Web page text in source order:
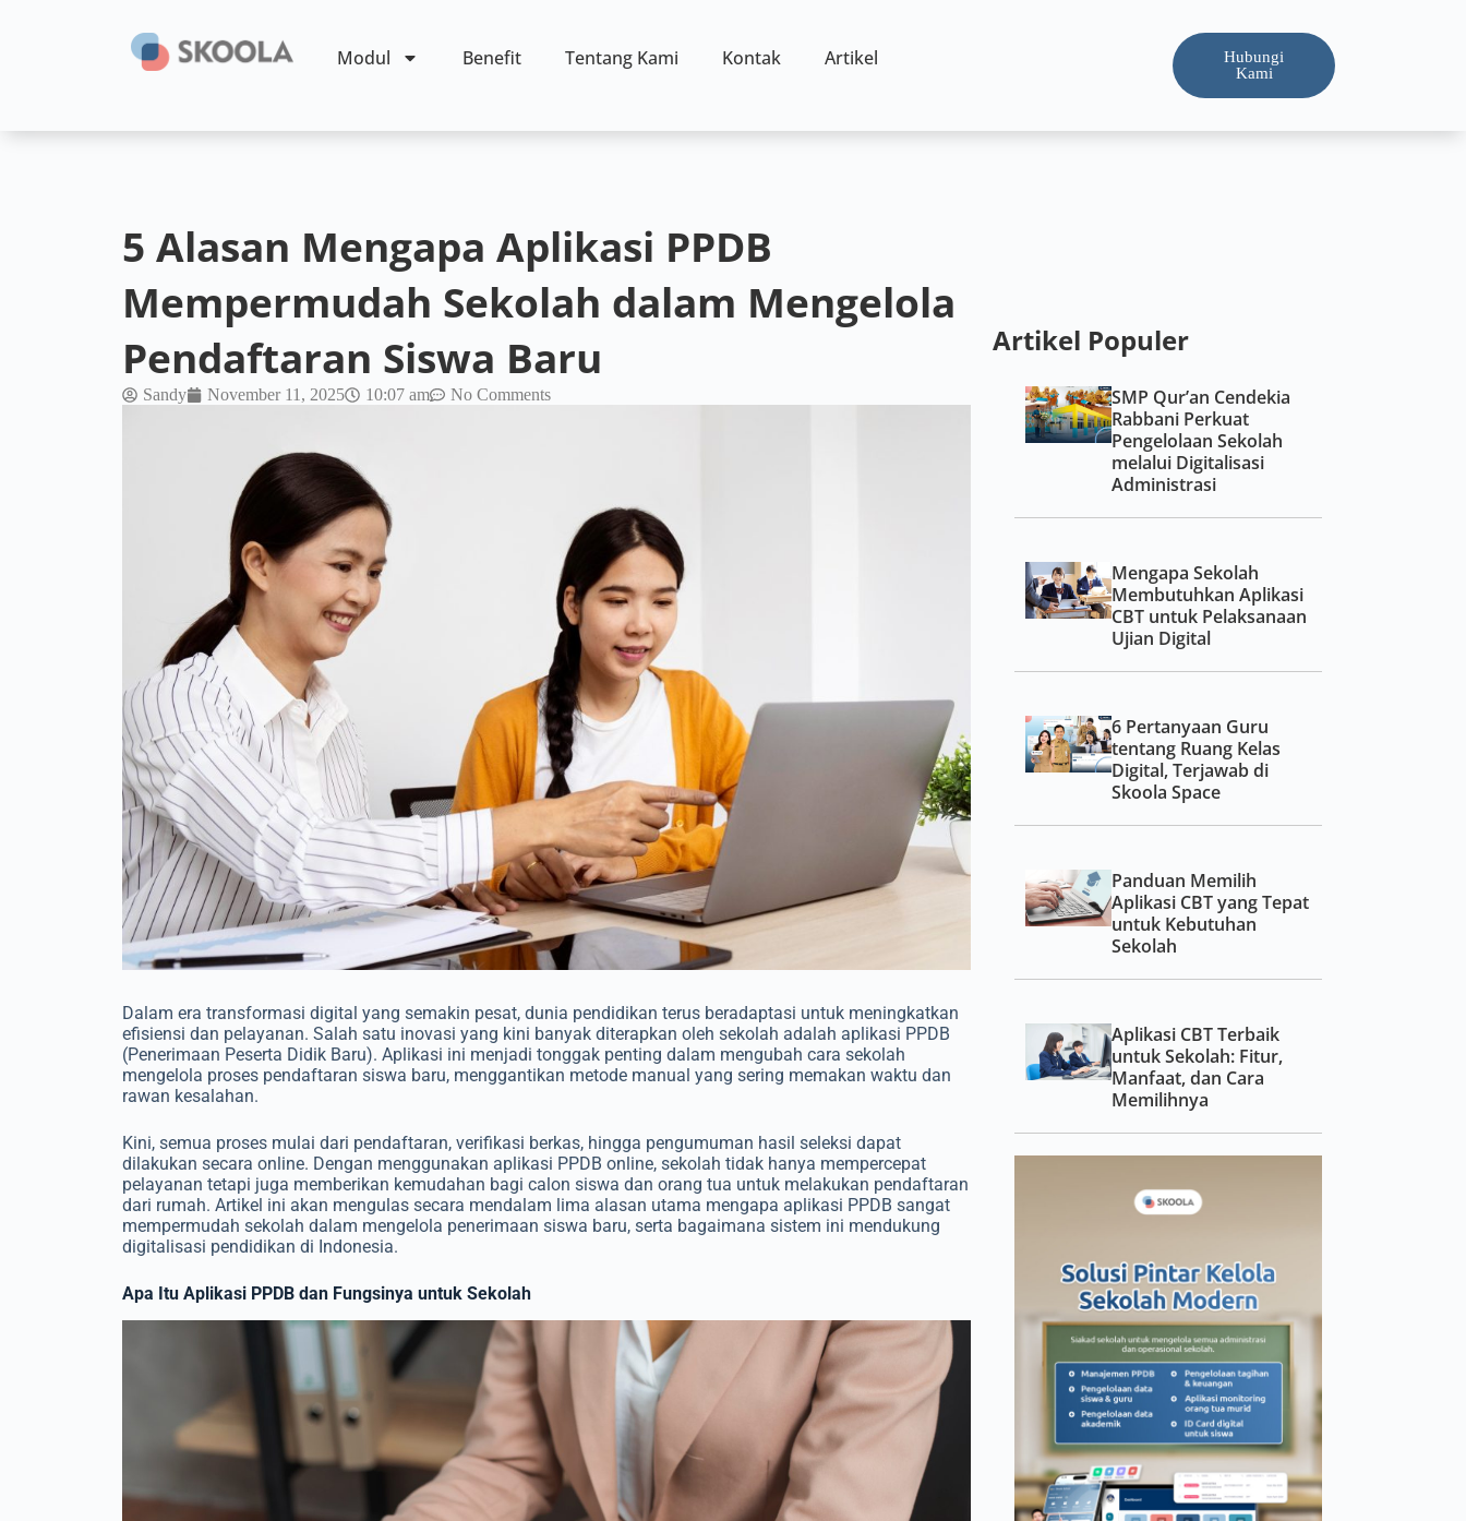
Modul Benefit Tentang Kami Kontak Artikel
Hubungi
Kami
5 Alasan Mengapa Aplikasi PPDB
Mempermudah Sekolah dalam Mengelola
Pendaftaran Siswa Baru
Sandy November 11, 2025 10:07 am No Comments
Dalam era transformasi digital yang semakin pesat, dunia pendidikan terus beradaptasi untuk meningkatkan
efisiensi dan pelayanan. Salah satu inovasi yang kini banyak diterapkan oleh sekolah adalah aplikasi PPDB
(Penerimaan Peserta Didik Baru). Aplikasi ini menjadi tonggak penting dalam mengubah cara sekolah
mengelola proses pendaftaran siswa baru, menggantikan metode manual yang sering memakan waktu dan
rawan kesalahan.
Kini, semua proses mulai dari pendaftaran, verifikasi berkas, hingga pengumuman hasil seleksi dapat
dilakukan secara online. Dengan menggunakan aplikasi PPDB online, sekolah tidak hanya mempercepat
pelayanan tetapi juga memberikan kemudahan bagi calon siswa dan orang tua untuk melakukan pendaftaran
dari rumah. Artikel ini akan mengulas secara mendalam lima alasan utama mengapa aplikasi PPDB sangat
mempermudah sekolah dalam mengelola penerimaan siswa baru, serta bagaimana sistem ini mendukung
digitalisasi pendidikan di Indonesia.
Apa Itu Aplikasi PPDB dan Fungsinya untuk Sekolah
Artikel Populer
SMP Qur’an Cendekia
Rabbani Perkuat
Pengelolaan Sekolah
melalui Digitalisasi
Administrasi
Mengapa Sekolah
Membutuhkan Aplikasi
CBT untuk Pelaksanaan
Ujian Digital
6 Pertanyaan Guru
tentang Ruang Kelas
Digital, Terjawab di
Skoola Space
Panduan Memilih
Aplikasi CBT yang Tepat
untuk Kebutuhan
Sekolah
Aplikasi CBT Terbaik
untuk Sekolah: Fitur,
Manfaat, dan Cara
Memilihnya